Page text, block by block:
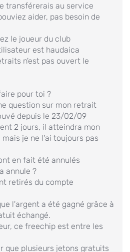
transférerais au service
aider, pas besoin de
le joueur du club
est haudaica
n'est pas ouvert le
pour toi ?
question sur mon retrait
depuis le 23/02/09
2 jours, il atteindra mon
je ne l'ai toujours pas
en fait été annulés
annule ?
retirés du compte
l'argent a été gagné grâce à
échangé.
ce freechip est entre les
que plusieurs jetons gratuits